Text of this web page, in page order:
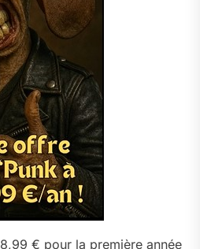
8,99 € pour la première année